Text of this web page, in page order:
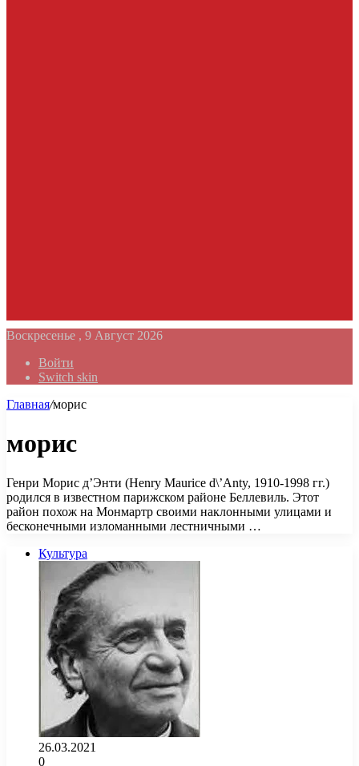
Воскресенье , 9 Август 2026
Войти
Switch skin
Главная/морис
морис
Генри Морис д’Энти (Henry Maurice d\’Anty, 1910-1998 гг.)
родился в известном парижском районе Беллевиль. Этот
район похож на Монмартр своими наклонными улицами и
бесконечными изломанными лестничными …
Культура
26.03.2021
0